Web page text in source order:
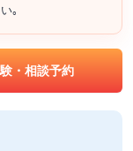
｡
・相談予約